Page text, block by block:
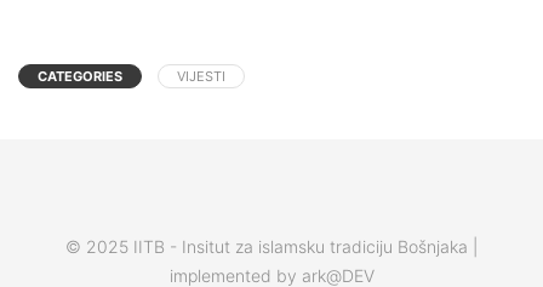
CATEGORIES VIJESTI
© 2025 IITB - Insitut za islamsku tradiciju Bošnjaka |
implemented by ark@DEV